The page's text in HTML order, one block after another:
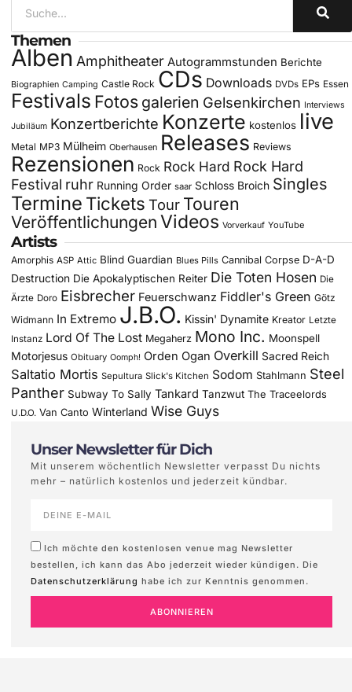
Themen
Alben Amphitheater Autogrammstunden Berichte
Biographien Camping Castle Rock CDs Downloads DVDs EPs Essen
Festivals Fotos galerien Gelsenkirchen Interviews
Jubiläum Konzertberichte Konzerte kostenlos live
Metal MP3 Mülheim Oberhausen Releases Reviews
Rezensionen Rock Rock Hard Rock Hard
Festival ruhr Running Order saar Schloss Broich Singles
Termine Tickets Tour Touren
Veröffentlichungen Videos Vorverkauf YouTube
Artists
Amorphis ASP Attic Blind Guardian Blues Pills Cannibal Corpse D-A-D
Destruction Die Apokalyptischen Reiter Die Toten Hosen Die
Ärzte Doro Eisbrecher Feuerschwanz Fiddler's Green Götz
Widmann In Extremo J.B.O. Kissin' Dynamite Kreator Letzte
Instanz Lord Of The Lost Megaherz Mono Inc. Moonspell
Motorjesus Obituary Oomph! Orden Ogan Overkill Sacred Reich
Saltatio Mortis Sepultura Slick's Kitchen Sodom Stahlmann Steel
Panther Subway To Sally Tankard Tanzwut The Traceelords
U.D.O. Van Canto Winterland Wise Guys
Unser Newsletter für Dich
Mit unserem wöchentlich Newsletter verpasst Du nichts
mehr – natürlich kostenlos und jederzeit kündbar.
Ich möchte den kostenlosen venue mag Newsletter
bestellen, ich kann das Abo jederzeit wieder kündigen. Die
Datenschutzerklärung habe ich zur Kenntnis genommen.
ABONNIEREN